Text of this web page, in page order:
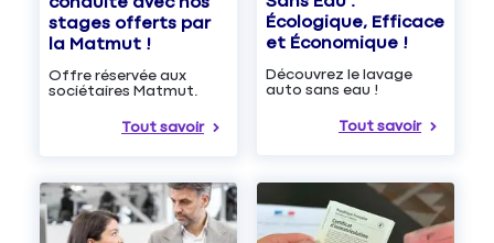
stages offerts par
la Matmut !
Offre réservée aux
sociétaires Matmut.
Tout savoir
Écologique, Efficace
et Économique !
Découvrez le lavage
auto sans eau !
Tout savoir